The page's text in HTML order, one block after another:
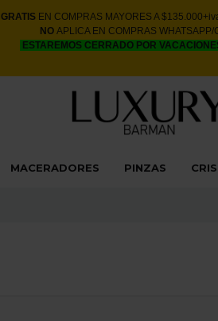
GRATIS EN COMPRAS MAYORES A
NO APLICA EN COMPRAS WHATSAPP/
ESTAREMOS CERRADO POR
MACERADORES PINZAS